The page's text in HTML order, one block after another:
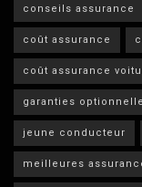
conseils assurance
coût assurance
coût assurance
garanties
jeune conducteur
meilleures